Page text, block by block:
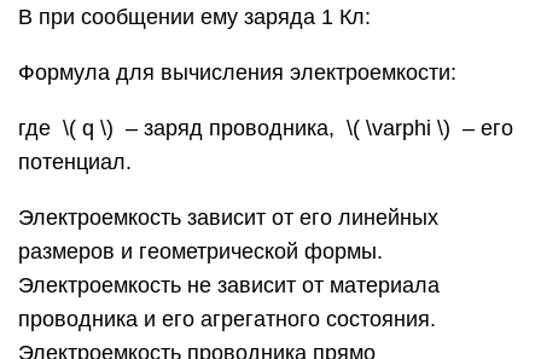
В при сообщении ему заряда 1 Кл:
Формула для вычисления электроемкости:
где ​ \( q \) ​ – заряд проводника, ​ \( \varphi \) ​ – его
потенциал.
Электроемкость зависит от его линейных
размеров и геометрической формы.
Электроемкость не зависит от материала
проводника и его агрегатного состояния.
Электроемкость проводника прямо